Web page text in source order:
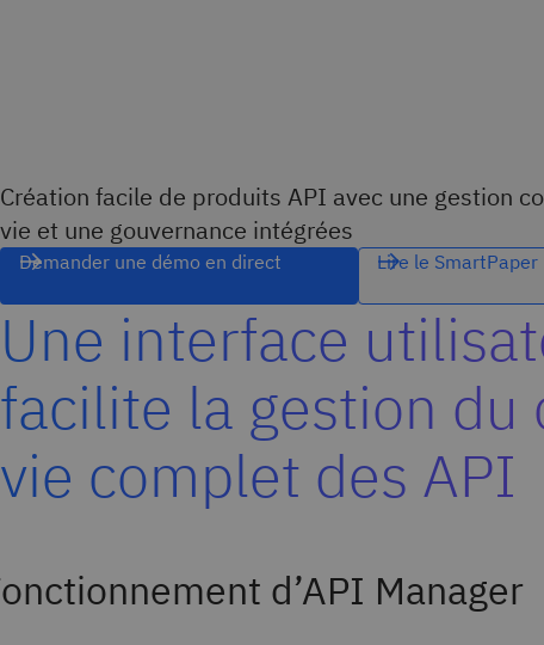
Création facile de produits API avec une gestion
vie et une gouvernance intégrées
Demander une démo en direct Lire le SmartPaper
Une interface
facilite la gestion du
vie complet des API
d’API Manager